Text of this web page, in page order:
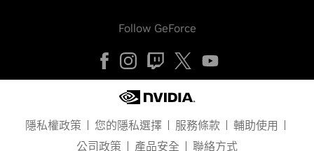
Follow GeForce
隱私權政策 您的隱私選擇 服務條款
輔助使用
公司政策
產品安全 聯絡方式